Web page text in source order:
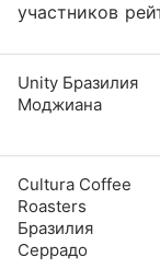
участников
Unity Бразилия
Моджиана
Cultura Coffee
Roasters
Бразилия
Серрадо